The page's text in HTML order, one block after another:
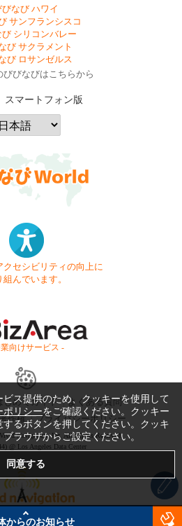
びなび ハワイ
サンフランシスコ
シリコンバレー
び サクラメント
び ロサンゼルス
びびなびはこちらから
スマートフォン版
クセシビリティの向上に
組んでいます。
向けサービス -
じめてガイド
よくある質問
作権 プライバシーポリシー
Navigation, Inc. All Rights Reserved.
@ Los Angeles Data Center
からのお知らせ
ス提供のため、クッキーを使用して
ポリシーをご確認ください。クッキー
るボタンを押してください。クッキ
ラウザからご設定ください。